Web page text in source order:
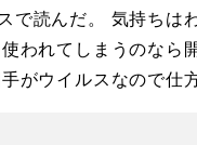
読んだ。 気持ち
われてしまうのなら
がウイルスなので仕